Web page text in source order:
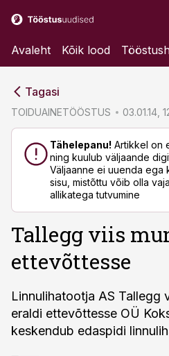
Avaleht Kõik lood
Tagasi
TOIDUAINETÖÖSTUS 03.01.14,
Tähelepanu! Artikkel on
ning kuulub väljaande
Väljaanne ei uuenda ega
sisu, mistõttu võib olla
allikatega tutvumine
Tallegg viis
ettevõttesse
Linnulihatootja AS Tallegg
eraldi ettevõttesse OÜ
keskendub edaspidi